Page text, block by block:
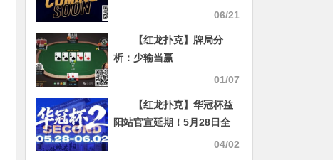
06/21
【红龙扑克】牌局分
析：少输当赢
01/07
【红龙扑克】华冠杯益
阳站官宣延期！5月28日全
新启幕，一起玩遍益阳、吃
04/02